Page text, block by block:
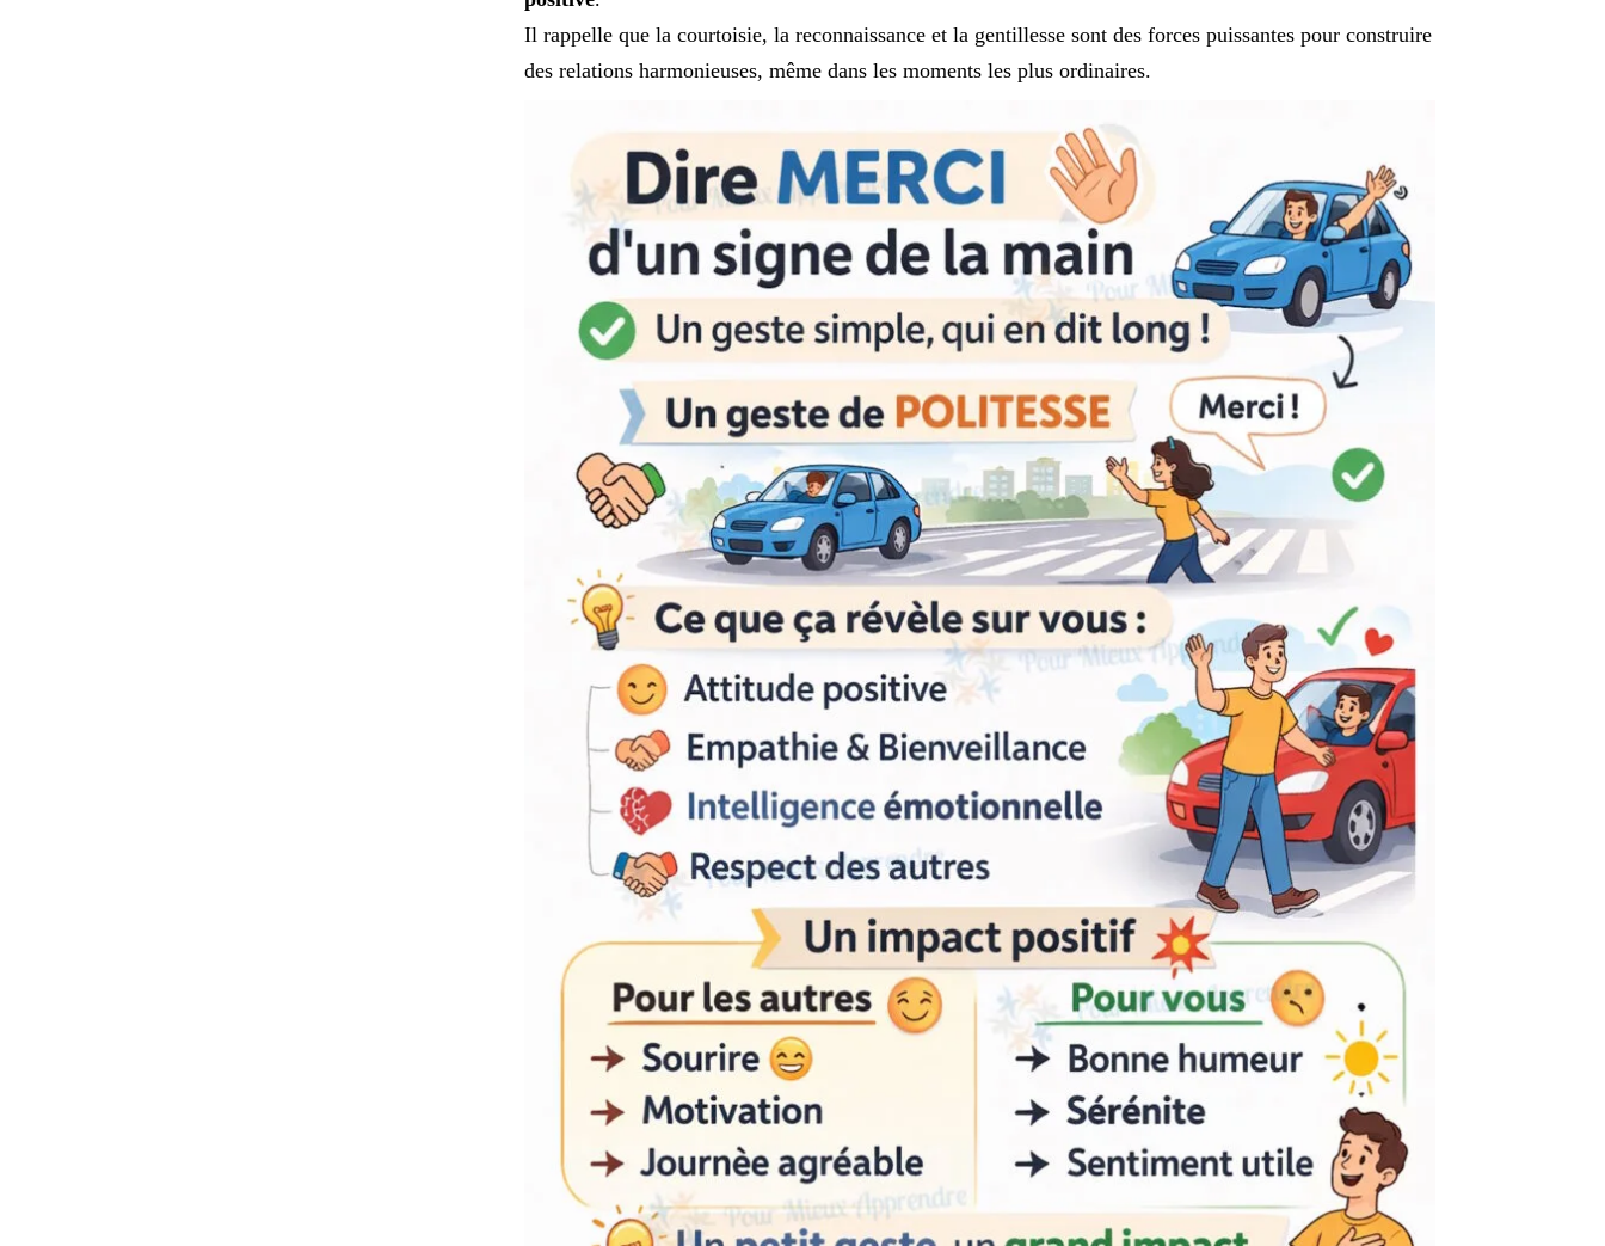
Il rappelle que la courtoisie, la reconnaissance et la gentillesse sont des forces puissantes pour construire
des relations harmonieuses, même dans les moments les plus ordinaires.